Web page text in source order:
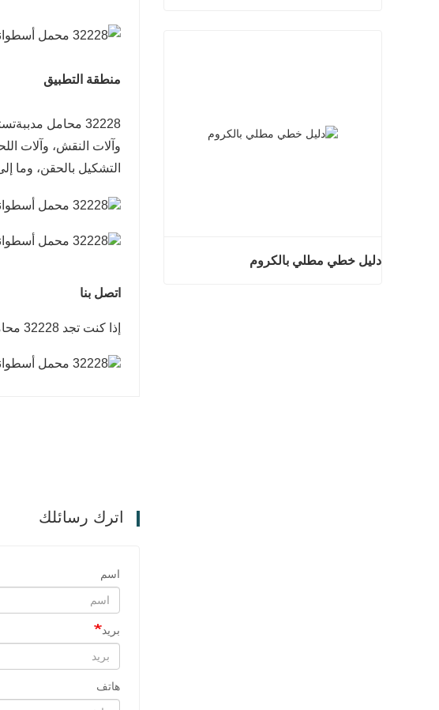
منطقة التطبيق
32228 محامل مدببة
وآلات النقش، وآلات
التشكيل بالحقن، وما
اتصل بنا
إذا كنت تجد 32228 محامل مدببة، فيرجى الاتصال بنا. يمكنك الحصول على طلب درب.
اترك رسائلك
اسم
بريد
هاتف
دليل خطي مطلي بالكروم